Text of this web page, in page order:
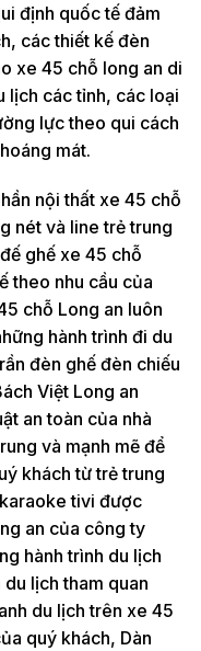
định quốc tế đảm
các thiết kế đèn
xe 45 chỗ long an di
lịch các tỉnh, các loại
lực theo qui cách
mát.
nội thất xe 45 chỗ
nét và line trẻ trung
ghế xe 45 chỗ
theo nhu cầu của
chỗ Long an luôn
hành trình đi du
đèn ghế đèn chiếu
Việt Long an
an toàn của nhà
và mạnh mẽ để
khách từ trẻ trung
tivi được
an của công ty
hành trình du lịch
lịch tham quan
du lịch trên xe 45
quý khách, Dàn